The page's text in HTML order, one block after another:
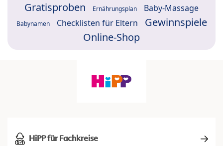
Gratisproben Ernährungsplan Baby-Massage
Babynamen Checklisten für Eltern
Gewinnspiele
Online-Shop
HiPP für Fachkreise